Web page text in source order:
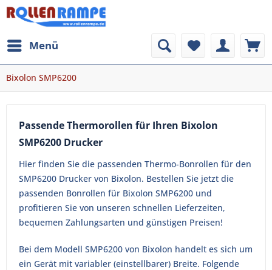
Menü
Bixolon SMP6200
Passende Thermorollen für Ihren Bixolon
SMP6200 Drucker
Hier finden Sie die passenden Thermo-Bonrollen für den
SMP6200 Drucker von Bixolon. Bestellen Sie jetzt die
passenden Bonrollen für Bixolon SMP6200 und
profitieren Sie von unseren schnellen Lieferzeiten,
bequemen Zahlungsarten und günstigen Preisen!
Bei dem Modell SMP6200 von Bixolon handelt es sich um
ein Gerät mit variabler (einstellbarer) Breite. Folgende